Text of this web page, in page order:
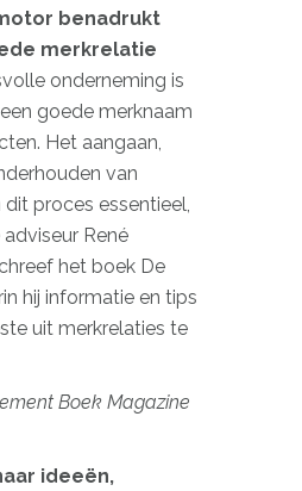
benadrukt
merkrelatie
onderneming is
goede merknaam
Het aangaan,
van
proces essentieel,
René
het boek De
hij informatie en tips
uit merkrelaties te
Boek Magazine
ideeën,